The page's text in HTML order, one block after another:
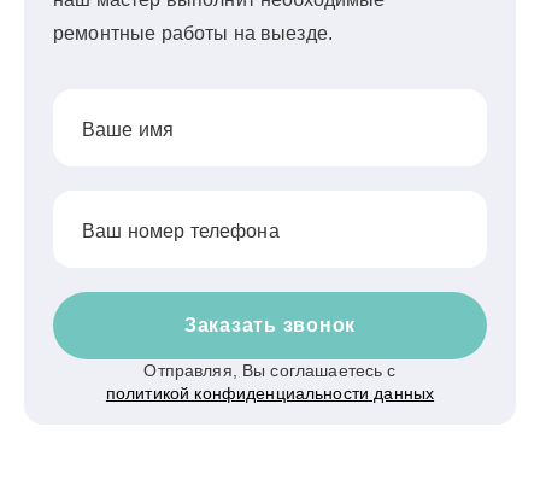
ремонтные работы на выезде.
Ваше имя
Ваш номер телефона
Заказать звонок
Отправляя, Вы соглашаетесь с
политикой конфиденциальности данных